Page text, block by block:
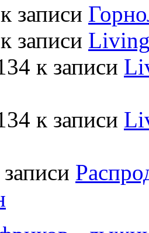
к записи
к записи
к записи
к записи